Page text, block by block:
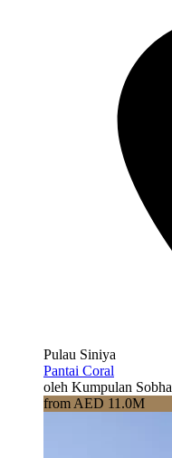
Pulau Siniya
Pantai Coral
oleh Kumpulan Sobha
from AED 11.0M